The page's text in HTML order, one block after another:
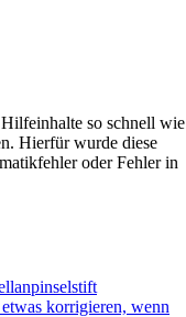
so schnell wie
Hierfür wurde diese
oder Fehler in
korrigieren, wenn